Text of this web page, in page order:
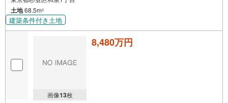
土地68.5m2
建築条件付き土地
画像13枚
8,480万円